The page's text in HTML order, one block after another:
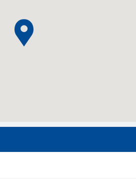
Loading map...